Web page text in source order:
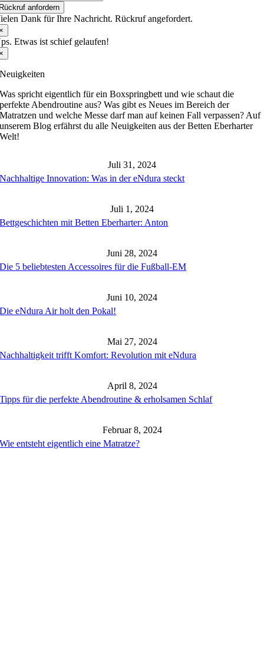
anfordern
Dank für Ihre Nachricht. Rückruf angefordert.
Etwas ist schief gelaufen!
Neuigkeiten
Was spricht eigentlich für ein Boxspringbett und wie schaut die
perfekte Abendroutine aus? Was gibt es Neues im Bereich der
Matratzen und welche Messe darf man auf keinen Fall verpassen? Auf
unserem Blog erfährst du alle Neuigkeiten aus der Betten Eberharter
Welt!
Juli 31, 2024
Nachhaltige Innovation: Was in der eNdura steckt
Juli 1, 2024
Bettgeschichten mit Betten Eberharter: Anton
Juni 28, 2024
Die 5 beliebtesten Accessoires für die Fußball-EM
Juni 10, 2024
Die eNdura Air holt den Pokal!
Mai 27, 2024
Nachhaltigkeit trifft Komfort: Revolution mit eNdura
April 8, 2024
Tipps für die perfekte Abendroutine & erholsamen Schlaf
Februar 8, 2024
Wie entsteht eigentlich eine Matratze?